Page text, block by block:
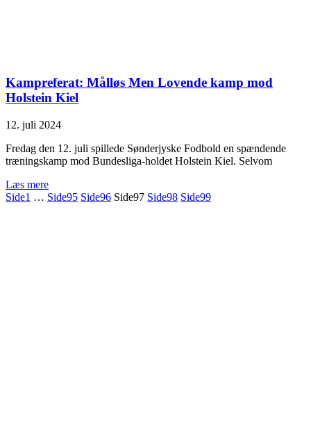
Kampreferat: Målløs Men Lovende kamp mod
Holstein Kiel
12. juli 2024
Fredag den 12. juli spillede Sønderjyske Fodbold en spændende
træningskamp mod Bundesliga-holdet Holstein Kiel. Selvom
Læs mere
Side1 … Side95 Side96 Side97 Side98 Side99